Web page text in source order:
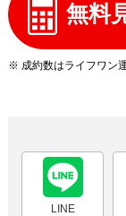
無料
※ 成約数はライフワン
LINE